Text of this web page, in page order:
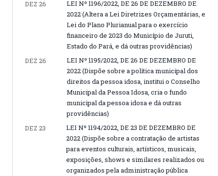
DEZ 26
LEI Nº 1196/2022, DE 26 DE DEZEMBRO DE
2022 (Altera a Lei Diretrizes Orçamentárias, e
Lei do Plano Plurianual para o exercício
financeiro de 2023 do Município de Juruti,
Estado do Pará, e dá outras providências)
DEZ 26
LEI Nº 1195/2022, DE 26 DE DEZEMBRO DE
2022 (Dispõe sobre a política municipal dos
direitos da pessoa idosa, institui o Conselho
Municipal da Pessoa Idosa, cria o fundo
municipal da pessoa idosa e dá outras
providências)
DEZ 23
LEI Nº 1194/2022, DE 23 DE DEZEMBRO DE
2022 (Dispõe sobre a contratação de artistas
para eventos culturais, artísticos, musicais,
exposições, shows e similares realizados ou
organizados pela administração pública